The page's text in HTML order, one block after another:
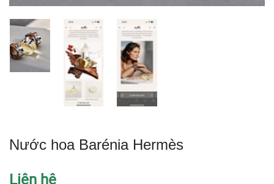
Nước hoa Barénia Hermès
Liên hệ